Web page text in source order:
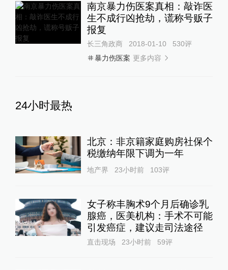
南京暴力伤医案真相：敲诈医
生不成行凶抢劫，谎称号贩子
报复
长三角政商 2018-01-10 530评
暴力伤医案 更多内容
24小时最热
北京：非京籍家庭购房社保个
税缴纳年限下调为一年
地产界 23小时前 103评
女子称丰胸术9个月后确诊乳
腺癌，医美机构：手术不可能
引发癌症，建议走司法途径
直击现场 23小时前 59评